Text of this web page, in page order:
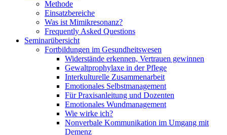
Methode
Einsatzbereiche
Was ist Mimikresonanz?
Frequently Asked Questions
Seminarübersicht
Fortbildungen im Gesundheitswesen
Widerstände erkennen, Vertrauen gewinnen
Gewaltprophylaxe in der Pflege
Interkulturelle Zusammenarbeit
Emotionales Selbstmanagement
Für Praxisanleitung und Dozenten
Emotionales Wundmanagement
Wie wirke ich?
Nonverbale Kommunikation im Umgang mit
Demenz